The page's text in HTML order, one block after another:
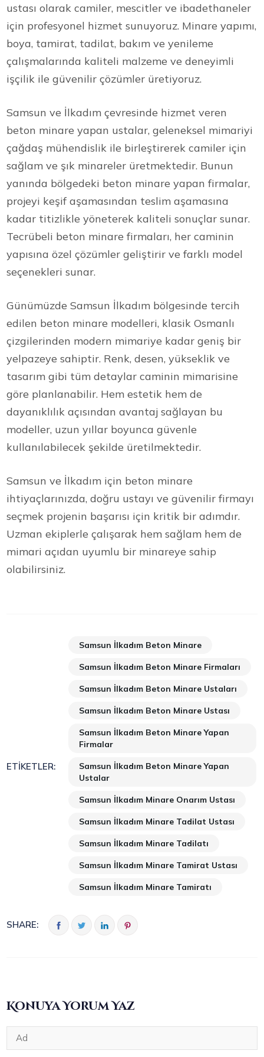
ustası olarak camiler, mescitler ve ibadethaneler
için profesyonel hizmet sunuyoruz. Minare yapımı,
boya, tamirat, tadilat, bakım ve yenileme
çalışmalarında kaliteli malzeme ve deneyimli
işçilik ile güvenilir çözümler üretiyoruz.
Samsun ve İlkadım çevresinde hizmet veren
beton minare yapan ustalar, geleneksel mimariyi
çağdaş mühendislik ile birleştirerek camiler için
sağlam ve şık minareler üretmektedir. Bunun
yanında bölgedeki beton minare yapan firmalar,
projeyi keşif aşamasından teslim aşamasına
kadar titizlikle yöneterek kaliteli sonuçlar sunar.
Tecrübeli beton minare firmaları, her caminin
yapısına özel çözümler geliştirir ve farklı model
seçenekleri sunar.
Günümüzde Samsun İlkadım bölgesinde tercih
edilen beton minare modelleri, klasik Osmanlı
çizgilerinden modern mimariye kadar geniş bir
yelpazeye sahiptir. Renk, desen, yükseklik ve
tasarım gibi tüm detaylar caminin mimarisine
göre planlanabilir. Hem estetik hem de
dayanıklılık açısından avantaj sağlayan bu
modeller, uzun yıllar boyunca güvenle
kullanılabilecek şekilde üretilmektedir.
Samsun ve İlkadım için beton minare
ihtiyaçlarınızda, doğru ustayı ve güvenilir firmayı
seçmek projenin başarısı için kritik bir adımdır.
Uzman ekiplerle çalışarak hem sağlam hem de
mimari açıdan uyumlu bir minareye sahip
olabilirsiniz.
ETIKETLER:
Samsun İlkadım Beton Minare
Samsun İlkadım Beton Minare Firmaları
Samsun İlkadım Beton Minare Ustaları
Samsun İlkadım Beton Minare Ustası
Samsun İlkadım Beton Minare Yapan
Firmalar
Samsun İlkadım Beton Minare Yapan
Ustalar
Samsun İlkadım Minare Onarım Ustası
Samsun İlkadım Minare Tadilat Ustası
Samsun İlkadım Minare Tadilatı
Samsun İlkadım Minare Tamirat Ustası
Samsun İlkadım Minare Tamiratı
SHARE:
Konuya Yorum Yaz